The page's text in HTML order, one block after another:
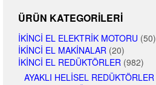
ÜRÜN KATEGORILERI
İKINCI EL ELEKTRIK MOTORU (50)
İKINCI EL MAKINALAR (20)
İKINCI EL REDÜKTÖRLER (982)
AYAKLI HELISEL REDÜKTÖRLER